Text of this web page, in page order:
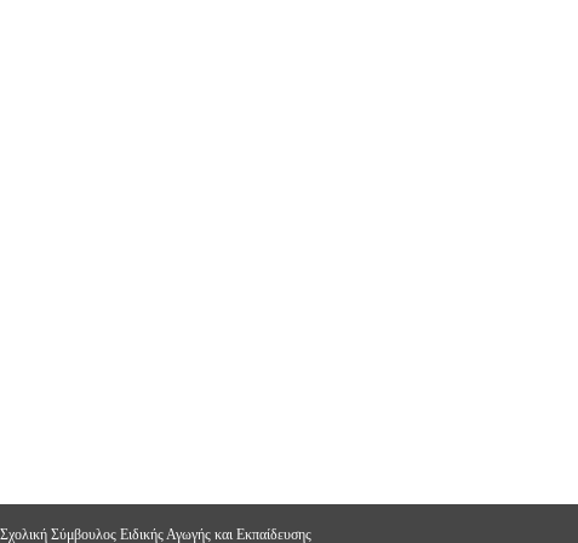
Σύμβουλος Ειδικής Αγωγής και Εκπαίδευσης